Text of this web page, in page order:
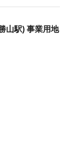
山駅) 事業用地